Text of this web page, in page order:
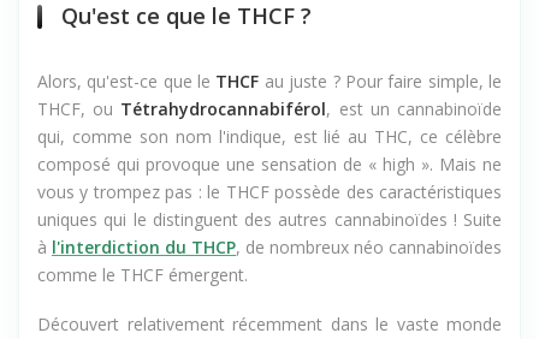
Qu'est ce que le THCF ?
Alors, qu'est-ce que le THCF au juste ? Pour faire simple, le
THCF, ou Tétrahydrocannabiférol, est un cannabinoïde
qui, comme son nom l'indique, est lié au THC, ce célèbre
composé qui provoque une sensation de « high ». Mais ne
vous y trompez pas : le THCF possède des caractéristiques
uniques qui le distinguent des autres cannabinoïdes ! Suite
à l'interdiction du THCP, de nombreux néo cannabinoïdes
comme le THCF émergent.
Découvert relativement récemment dans le vaste monde